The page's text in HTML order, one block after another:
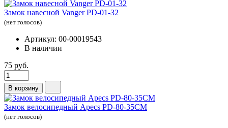
Замок навесной Vanger PD-01-32
(нет голосов)
Артикул: 00-00019543
В наличии
75 руб.
В корзину
Замок велосипедный Apecs PD-80-35CM
(нет голосов)